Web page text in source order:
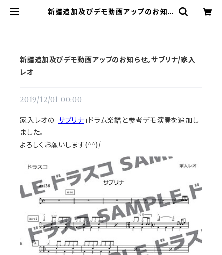
新譜追加及びデモ動画アップのお知ら
新譜追加及びデモ動画アップのお知らせ。サブリナ/家入
レオ
2019/12/01 00:00
家入レオの「サブリナ 」ドラム楽譜と参考デモ演奏を追加し
ました。
よろしくお願いします(^^)/